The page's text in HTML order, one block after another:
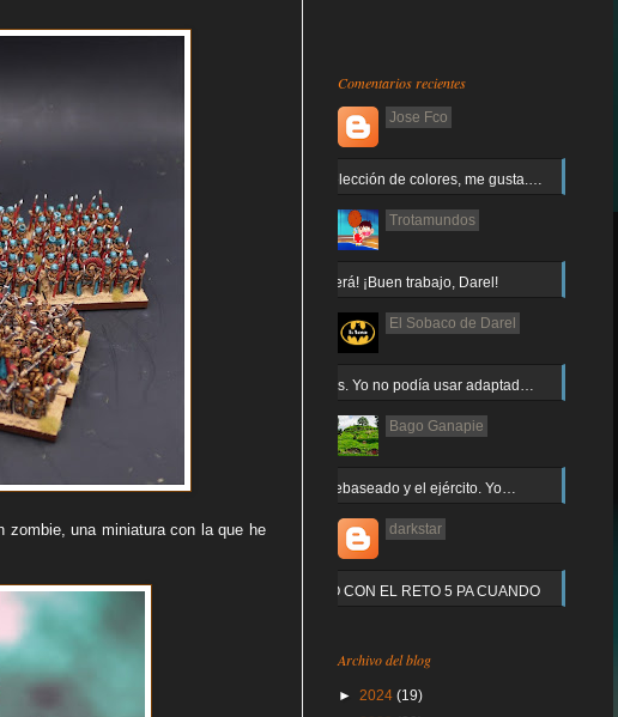
zombie, una miniatura con la que he
Comentarios recientes
Jose Fco
Muy buena elección de colores, me gusta.…
Trotamundos
¡Arnor no caerá! ¡Buen trabajo, Darel!
El Sobaco de Darel
Jajaja gracias. Yo no podía usar adaptad…
Bago Ganapie
Increíble el rebaseado y el ejército. Yo…
darkstar
Y QUE PASO CON EL RETO 5 PA CUANDO
Archivo del blog
► 2024 (19)